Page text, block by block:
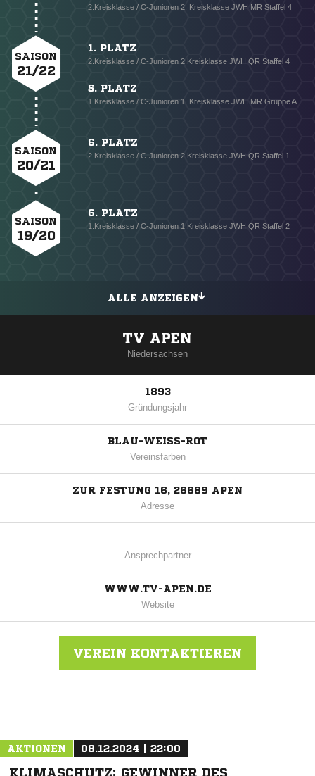
2.Kreisklasse / C-Junioren 2. Kreisklasse JWH MR Staffel 4
SAISON
21/22
1. PLATZ
2.Kreisklasse / C-Junioren 2.Kreisklasse JWH QR Staffel 4
5. PLATZ
1.Kreisklasse / C-Junioren 1. Kreisklasse JWH MR Gruppe A
SAISON
20/21
6. PLATZ
2.Kreisklasse / C-Junioren 2.Kreisklasse JWH QR Staffel 1
SAISON
19/20
6. PLATZ
1.Kreisklasse / C-Junioren 1.Kreisklasse JWH QR Staffel 2
ALLE ANZEIGEN
TV APEN
Niedersachsen
1893
Gründungsjahr
BLAU-WEISS-ROT
Vereinsfarben
ZUR FESTUNG 16, 26689 APEN
Adresse
Ansprechpartner
WWW.TV-APEN.DE
Website
VEREIN KONTAKTIEREN
AKTIONEN 08.12.2024 | 22:00
KLIMASCHUTZ: GEWINNER DES